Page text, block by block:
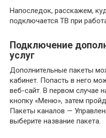
Напоследок, расскажем,
подключается ТВ при
Подключение
услуг
Дополнительные пакеты
кабинет. Попасть в него
веб-сайт. В первом случае
кнопку «Меню», затем
Пакеты каналов —
выберите название пакета.